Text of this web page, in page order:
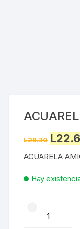
L28.30 Original
price
L28.30.
L
ACUARELA
Hay
ACUARELA